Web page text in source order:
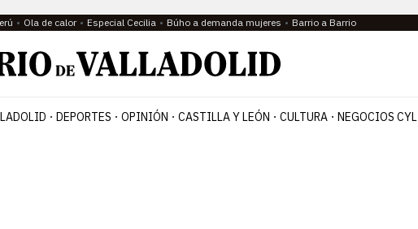
Ola de calor Especial Cecilia Búho a demanda mujeres Barrio a Barrio
DEPORTES OPINIÓN CASTILLA Y LEÓN CULTURA NEGOCIOS CYL